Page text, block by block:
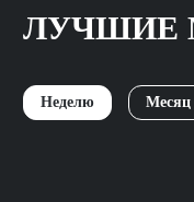
ЛУЧШИЕ
Неделю Месяц